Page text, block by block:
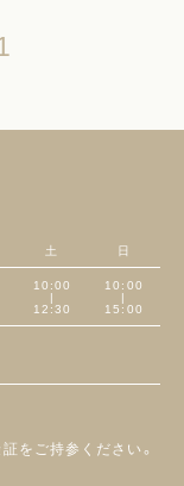
土 日
10:00
|
12:30
10:00
|
15:00
をご持参ください。